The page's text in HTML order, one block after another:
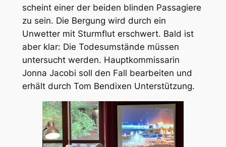
scheint einer der beiden blinden Passagiere
zu sein. Die Bergung wird durch ein
Unwetter mit Sturmflut erschwert. Bald ist
aber klar: Die Todesumstände müssen
untersucht werden. Hauptkommissarin
Jonna Jacobi soll den Fall bearbeiten und
erhält durch Tom Bendixen Unterstützung.